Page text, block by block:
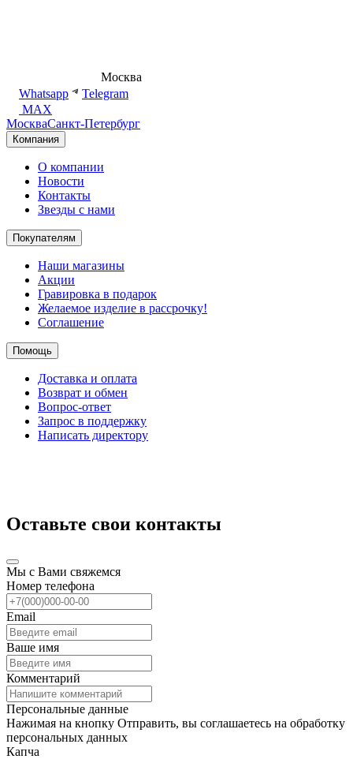
Москва
Whatsapp
Telegram
MAX
МоскваСанкт-Петербург
Компания
О компании
Новости
Контакты
Звезды с нами
Покупателям
Наши магазины
Акции
Гравировка в подарок
Желаемое изделие в рассрочку!
Соглашение
Помощь
Доставка и оплата
Возврат и обмен
Вопрос-ответ
Запрос в поддержку
Написать директору
Оставьте свои контакты
Мы с Вами свяжемся
Номер телефона
Email
Ваше имя
Комментарий
Персональные данные
Нажимая на кнопку Отправить, вы соглашаетесь на обработку
персональных данных
Капча